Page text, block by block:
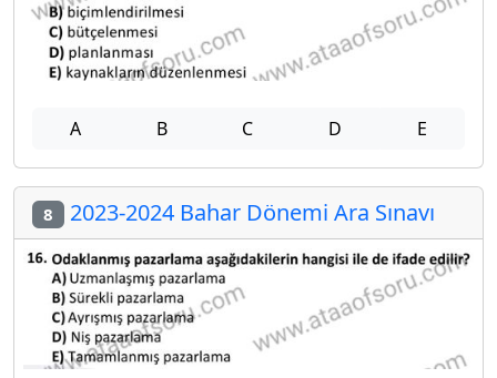
A B C D E
8 2023-2024 Bahar Dönemi Ara Sınavı